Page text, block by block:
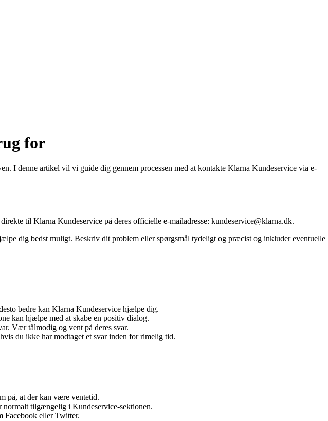
for
I denne artikel vil vi guide dig gennem processen med at kontakte Klarna Kundeservice via e-
til Klarna Kundeservice på deres officielle e-mailadresse: kundeservice@klarna.dk.
dig bedst muligt. Beskriv dit problem eller spørgsmål tydeligt og præcist og inkluder eventuelle
bedre kan Klarna Kundeservice hjælpe dig.
kan hjælpe med at skabe en positiv dialog.
Vær tålmodig og vent på deres svar.
du ikke har modtaget et svar inden for rimelig tid.
på, at der kan være ventetid.
normalt tilgængelig i Kundeservice-sektionen.
Facebook eller Twitter.